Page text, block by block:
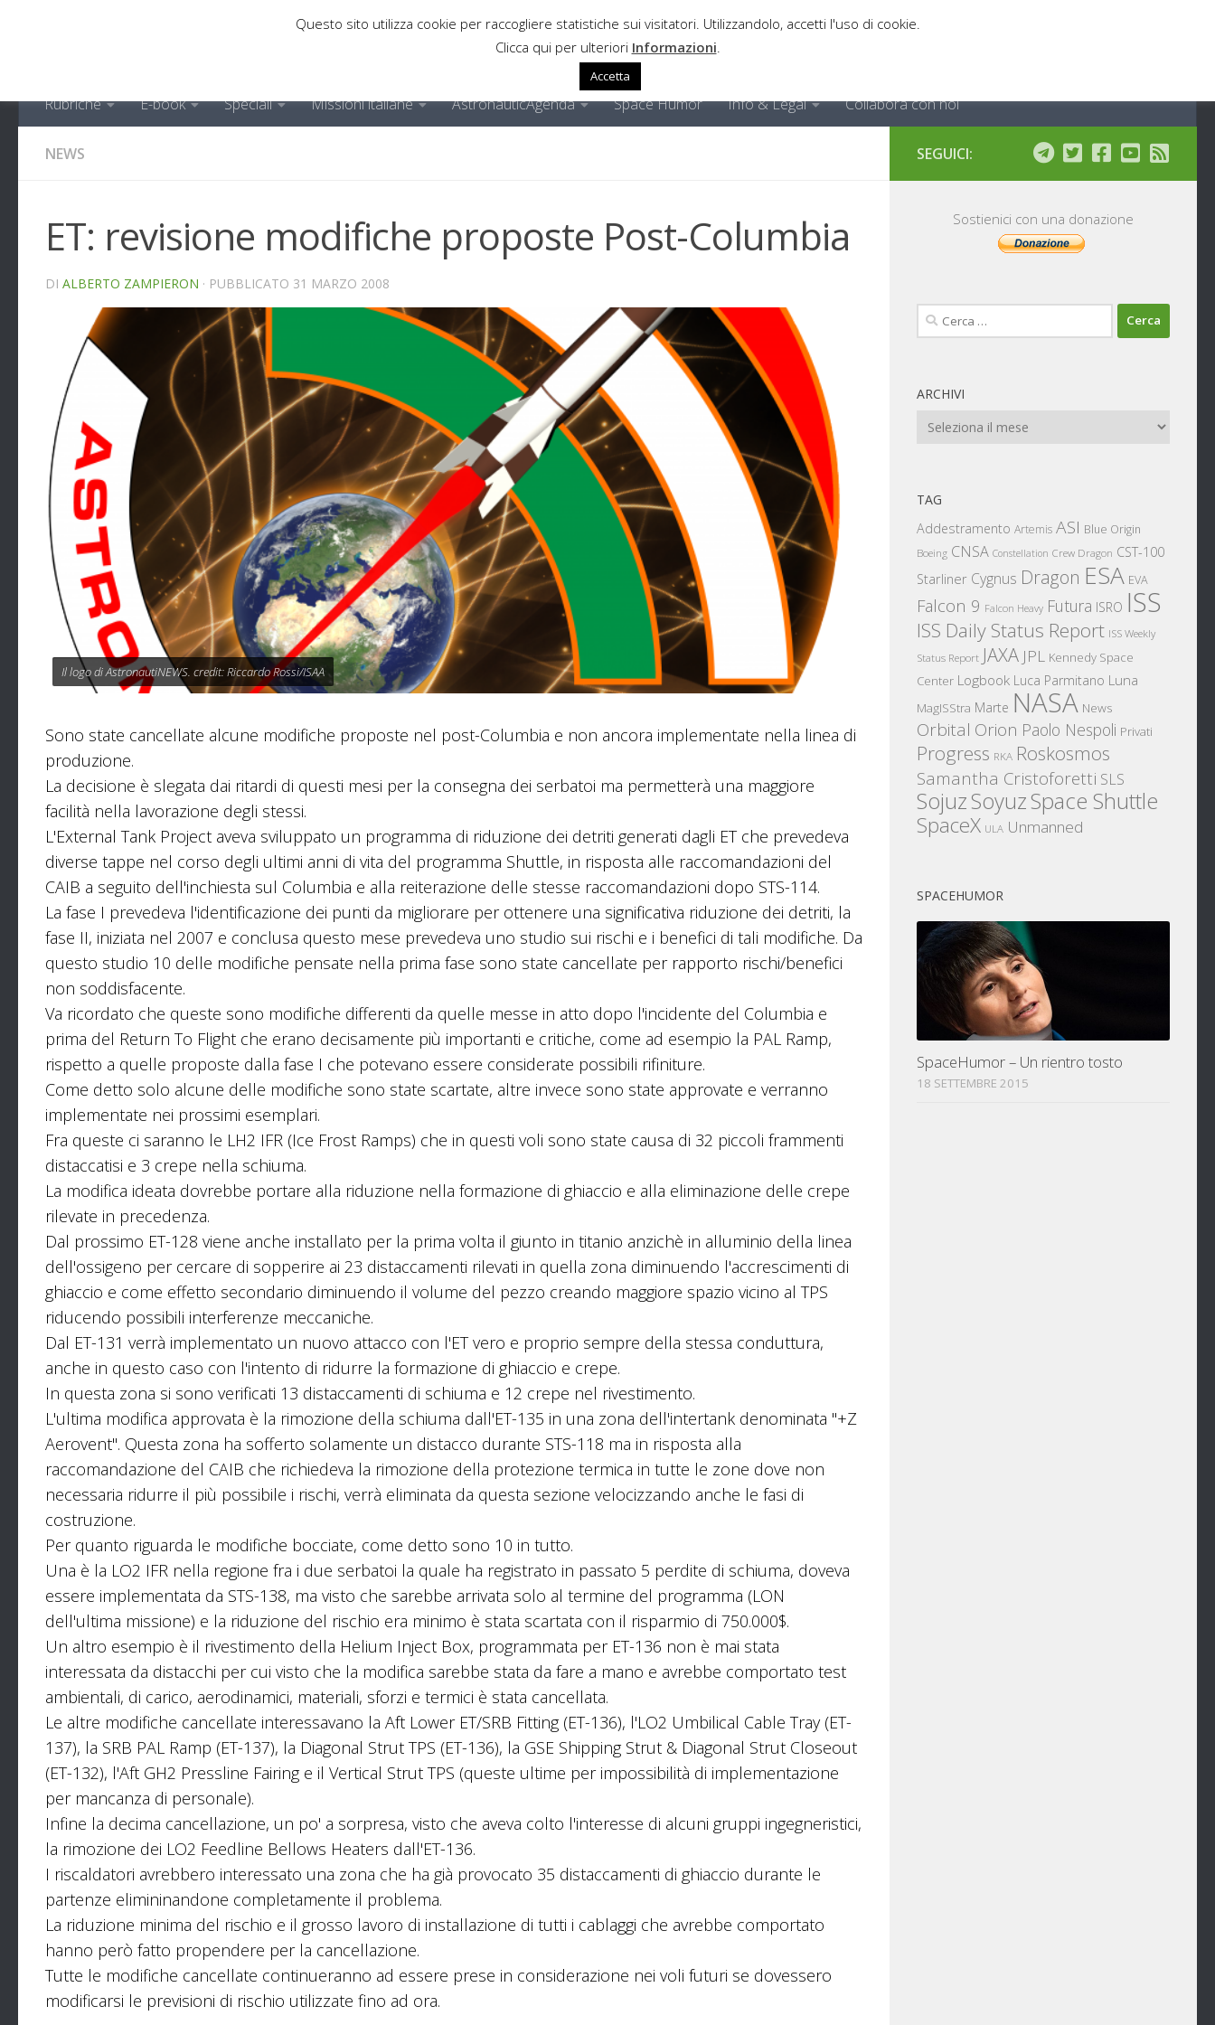
Rubriche E-book Speciali Missioni italiane AstronauticAgenda Space Humor Info & Legal Collabora con noi
NEWS
ET: revisione modifiche proposte Post-Columbia
DI ALBERTO ZAMPIERON · PUBBLICATO 31 MARZO 2008
Il logo di AstronautiNEWS. credit: Riccardo Rossi/ISAA
Sono state cancellate alcune modifiche proposte nel post-Columbia e non ancora implementate nella linea di
produzione.
La decisione è slegata dai ritardi di questi mesi per la consegna dei serbatoi ma permetterà una maggiore
facilità nella lavorazione degli stessi.
L'External Tank Project aveva sviluppato un programma di riduzione dei detriti generati dagli ET che prevedeva
diverse tappe nel corso degli ultimi anni di vita del programma Shuttle, in risposta alle raccomandazioni del
CAIB a seguito dell'inchiesta sul Columbia e alla reiterazione delle stesse raccomandazioni dopo STS-114.
La fase I prevedeva l'identificazione dei punti da migliorare per ottenere una significativa riduzione dei detriti, la
fase II, iniziata nel 2007 e conclusa questo mese prevedeva uno studio sui rischi e i benefici di tali modifiche. Da
questo studio 10 delle modifiche pensate nella prima fase sono state cancellate per rapporto rischi/benefici
non soddisfacente.
Va ricordato che queste sono modifiche differenti da quelle messe in atto dopo l'incidente del Columbia e
prima del Return To Flight che erano decisamente più importanti e critiche, come ad esempio la PAL Ramp,
rispetto a quelle proposte dalla fase I che potevano essere considerate possibili rifiniture.
Come detto solo alcune delle modifiche sono state scartate, altre invece sono state approvate e verranno
implementate nei prossimi esemplari.
Fra queste ci saranno le LH2 IFR (Ice Frost Ramps) che in questi voli sono state causa di 32 piccoli frammenti
distaccatisi e 3 crepe nella schiuma.
La modifica ideata dovrebbe portare alla riduzione nella formazione di ghiaccio e alla eliminazione delle crepe
rilevate in precedenza.
Dal prossimo ET-128 viene anche installato per la prima volta il giunto in titanio anzichè in alluminio della linea
dell'ossigeno per cercare di sopperire ai 23 distaccamenti rilevati in quella zona diminuendo l'accrescimenti di
ghiaccio e come effetto secondario diminuendo il volume del pezzo creando maggiore spazio vicino al TPS
riducendo possibili interferenze meccaniche.
Dal ET-131 verrà implementato un nuovo attacco con l'ET vero e proprio sempre della stessa conduttura,
anche in questo caso con l'intento di ridurre la formazione di ghiaccio e crepe.
In questa zona si sono verificati 13 distaccamenti di schiuma e 12 crepe nel rivestimento.
L'ultima modifica approvata è la rimozione della schiuma dall'ET-135 in una zona dell'intertank denominata "+Z
Aerovent". Questa zona ha sofferto solamente un distacco durante STS-118 ma in risposta alla
raccomandazione del CAIB che richiedeva la rimozione della protezione termica in tutte le zone dove non
necessaria ridurre il più possibile i rischi, verrà eliminata da questa sezione velocizzando anche le fasi di
costruzione.
Per quanto riguarda le modifiche bocciate, come detto sono 10 in tutto.
Una è la LO2 IFR nella regione fra i due serbatoi la quale ha registrato in passato 5 perdite di schiuma, doveva
essere implementata da STS-138, ma visto che sarebbe arrivata solo al termine del programma (LON
dell'ultima missione) e la riduzione del rischio era minimo è stata scartata con il risparmio di 750.000$.
Un altro esempio è il rivestimento della Helium Inject Box, programmata per ET-136 non è mai stata
interessata da distacchi per cui visto che la modifica sarebbe stata da fare a mano e avrebbe comportato test
ambientali, di carico, aerodinamici, materiali, sforzi e termici è stata cancellata.
Le altre modifiche cancellate interessavano la Aft Lower ET/SRB Fitting (ET-136), l'LO2 Umbilical Cable Tray (ET-
137), la SRB PAL Ramp (ET-137), la Diagonal Strut TPS (ET-136), la GSE Shipping Strut & Diagonal Strut Closeout
(ET-132), l'Aft GH2 Pressline Fairing e il Vertical Strut TPS (queste ultime per impossibilità di implementazione
per mancanza di personale).
Infine la decima cancellazione, un po' a sorpresa, visto che aveva colto l'interesse di alcuni gruppi ingegneristici,
la rimozione dei LO2 Feedline Bellows Heaters dall'ET-136.
I riscaldatori avrebbero interessato una zona che ha già provocato 35 distaccamenti di ghiaccio durante le
partenze elimininandone completamente il problema.
La riduzione minima del rischio e il grosso lavoro di installazione di tutti i cablaggi che avrebbe comportato
hanno però fatto propendere per la cancellazione.
Tutte le modifiche cancellate continueranno ad essere prese in considerazione nei voli futuri se dovessero
modificarsi le previsioni di rischio utilizzate fino ad ora.
SEGUICI:
Sostienici con una donazione
Ricerca
per:
ARCHIVI
Archivi
TAG
Addestramento Artemis ASI Blue Origin
Boeing CNSA Constellation Crew Dragon CST-100
Starliner Cygnus Dragon ESA EVA
Falcon 9 Falcon Heavy Futura ISRO ISS
ISS Daily Status Report ISS Weekly
Status Report JAXA JPL Kennedy Space
Center Logbook Luca Parmitano Luna
MagISStra Marte NASA News
Orbital Orion Paolo Nespoli Privati
Progress RKA Roskosmos
Samantha Cristoforetti SLS
SojuzSoyuzSpace Shuttle
SpaceX ULA Unmanned
SPACEHUMOR
SpaceHumor – Un rientro tosto
18 SETTEMBRE 2015
Questo sito utilizza cookie per raccogliere statistiche sui visitatori. Utilizzandolo, accetti l'uso di cookie.
Clicca qui per ulteriori Informazioni
Accetta